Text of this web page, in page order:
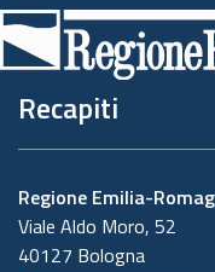
Recapiti
Regione Emilia-
Viale Aldo Moro, 52
40127 Bologna